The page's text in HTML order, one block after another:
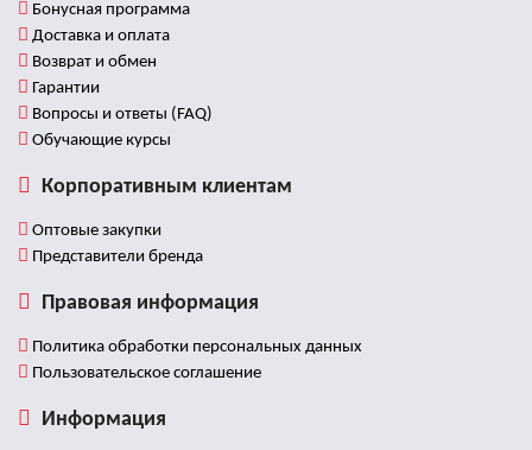
Бонусная программа
Доставка и оплата
Возврат и обмен
Гарантии
Вопросы и ответы (FAQ)
Обучающие курсы
Корпоративным клиентам
Оптовые закупки
Представители бренда
Правовая информация
Политика обработки персональных данных
Пользовательское соглашение
Информация